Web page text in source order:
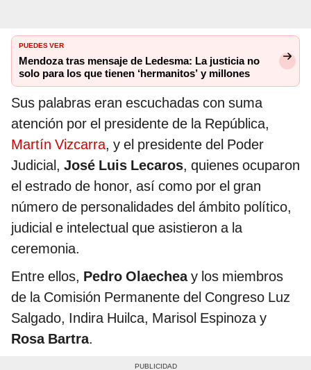
PUEDES VER
Mendoza tras mensaje de Ledesma: La justicia no
solo para los que tienen ‘hermanitos’ y millones
Sus palabras eran escuchadas con suma
atención por el presidente de la República,
Martín Vizcarra, y el presidente del Poder
Judicial, José Luis Lecaros, quienes ocuparon
el estrado de honor, así como por el gran
número de personalidades del ámbito político,
judicial e intelectual que asistieron a la
ceremonia.
Entre ellos, Pedro Olaecheay los miembros
de la Comisión Permanente del Congreso Luz
Salgado, Indira Huilca, Marisol Espinoza y
Rosa Bartra.